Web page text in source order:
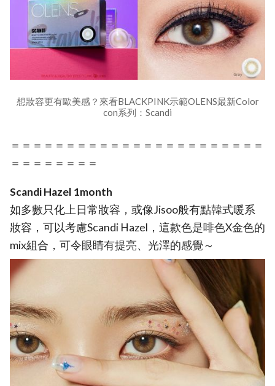
想妝容更有歐美感？來看BLACKPINK示範OLENS最新Color
con系列：Scandi
＝＝＝＝＝＝＝＝＝＝＝＝＝＝＝＝＝＝＝＝＝＝＝
＝＝＝＝＝＝＝＝
Scandi Hazel 1month
如多數只化上日常妝容，或像Jisoo般有點韓式暖系
妝容，可以考慮Scandi Hazel，這款色是啡色X金色的
mix組合，可令眼睛有提亮、光澤的感覺～